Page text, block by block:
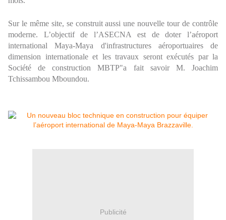
Sur le même site, se construit aussi une nouvelle tour de contrôle
moderne. L’objectif de l’ASECNA est de doter l’aéroport
international Maya-Maya d'infrastructures aéroportuaires de
dimension internationale et les travaux seront exécutés par la
Société de construction MBTP"a fait savoir M. Joachim
Tchissambou Mboundou.
Publicité